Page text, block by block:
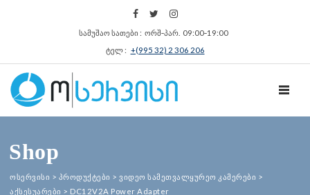
სამუშაო სათები : ორშ‑პარ. 09:00‑19:00
ტელ : +(995 32) 2 306 206
Shop
ოსერვისი > პროდუქტები > ვიდეო სამეთვალყურეო კამერები >
აქსესუარები > DC12V2A Power Adapter